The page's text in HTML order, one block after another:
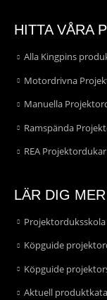
HITTA VÅRA
Alla Kingpins
Motordrivna
Manuella
Ramspända
REA Projektordukar
LÄR DIG
Projektorduksskola
Köpguide
Köpguide
Aktuell